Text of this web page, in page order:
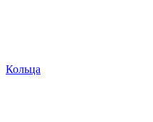
Кольца